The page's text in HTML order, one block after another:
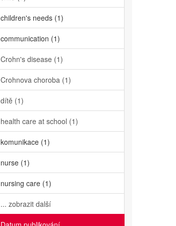
children's needs (1)
communication (1)
Crohn's disease (1)
Crohnova choroba (1)
dítě (1)
health care at school (1)
komunikace (1)
nurse (1)
nursing care (1)
... zobrazit další